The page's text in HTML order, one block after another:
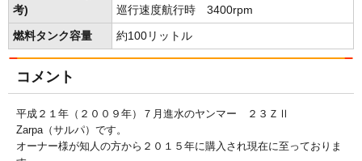
考)
巡行速度航行時 3400rpm
燃料タンク容量 約100リットル
コメント
平成２１年（２００９年）７月進水のヤンマー ２３ＺⅡ
Zarpa（サルパ）です。
オーナー様が知人の方から２０１５年に購入され現在に至っておりま